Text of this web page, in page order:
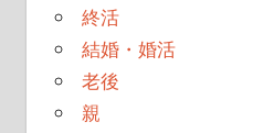
終活
結婚・婚活
老後
親